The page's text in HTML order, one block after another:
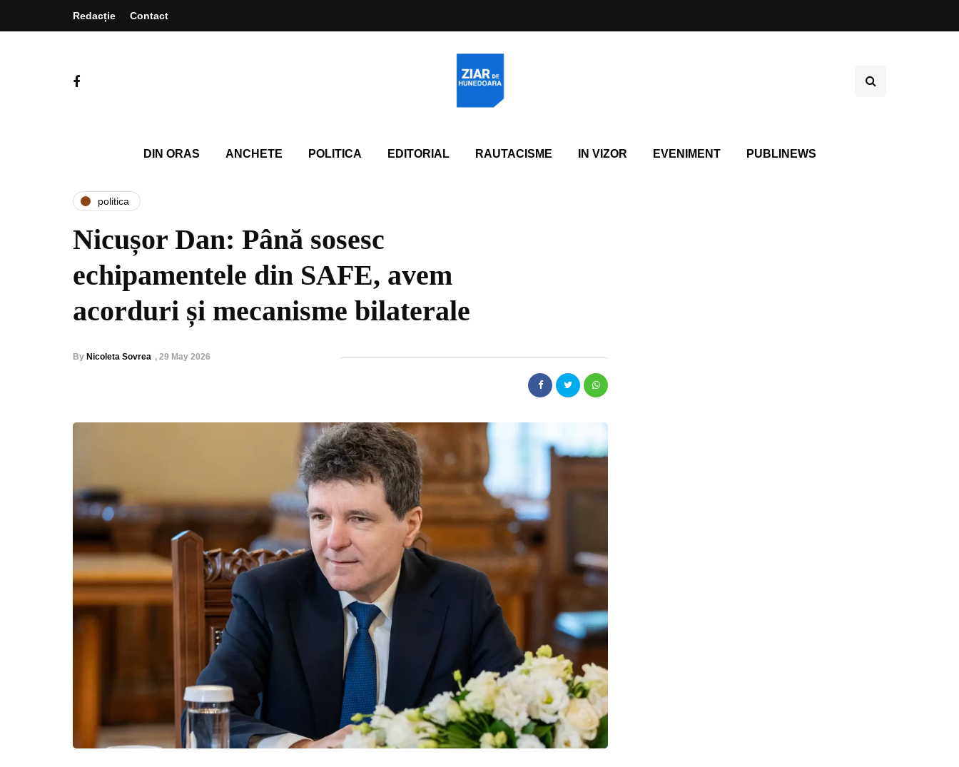
Redacție Contact
DIN ORAS ANCHETE POLITICA EDITORIAL RAUTACISME IN VIZOR EVENIMENT PUBLINEWS
politica
Nicușor Dan: Până sosesc
echipamentele din SAFE, avem
acorduri și mecanisme bilaterale
By Nicoleta Sovrea , 29 May 2026